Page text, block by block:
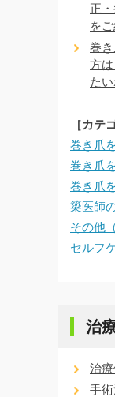
正
を
巻
方
た
［カテ
巻き爪
巻き爪
巻き爪
簗医師
その他
セルフ
治
治
手